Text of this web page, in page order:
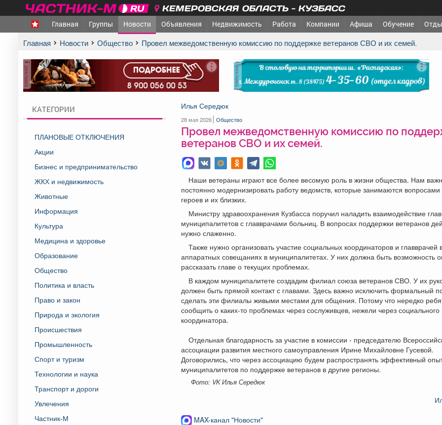
КЕМЕРОВСКАЯ ОБЛАСТЬ - КУЗБАСС
Главная Группы Новости Объявления Недвижимость Работа Компании Афиша Обучение
Главная Новости Общество Провел межведомственную комиссию по поддержке ветеранов СВО и их семей.
реклама реклама
КАТЕГОРИИ
ПЛАНОВЫЕ ОТКЛЮЧЕНИЯ
Акции
Бизнес и предпринимательство
ЖКХ и недвижимость
Животные
Информация
Культура
Медицина и здоровье
Образование
Общество
Политика и власть
Право и закон
Природа и экология
Происшествия
Промышленность
Спорт и туризм
Технологии и наука
Транспорт и дороги
Увлечения
Частник-М
Илья Середюк
28 мая 2026 Общество
Провел межведомственную комиссию по
ветеранов СВО и их семей.
Наши ветераны играют все более весомую роль в жизни общества. Нам
постоянно модернизировать работу ведомств, которые занимаются
героев и их близких.
Министру здравоохранения Кузбасса поручил наладить взаимодействие глав
муниципалитетов с главврачами больниц. В вопросах поддержки ветеранов
нужно слаженно.
Также нужно организовать участие социальных координаторов и главврачей
аппаратных совещаниях в муниципалитетах. У них должна быть возможность
рассказать главе о текущих проблемах.
В каждом муниципалитете создадим филиал союза ветеранов СВО. У их
должен быть прямой контакт с главами. Здесь важно исключить формальный
сделать эти филиалы живыми местами для общения. Потому что нередко
сообщить о каких-то проблемах через сослуживцев, нежели через социального
координатора.
Отдельная благодарность за участие в комиссии - председателю
ассоциации развития местного самоуправления Ирине Михайловне Гусевой.
Договорились, что через ассоциацию будем распространять эффективный
муниципалитетов по поддержке ветеранов в другие регионы.
Фото: VK Илья Середюк
MAX-канал "Новости"